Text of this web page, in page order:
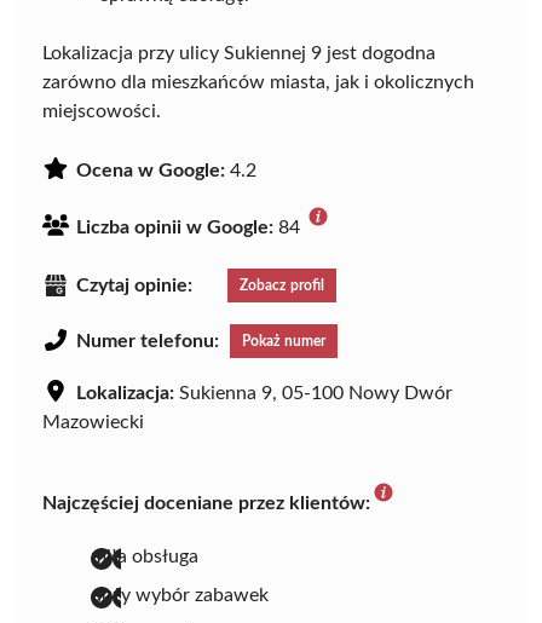
Lokalizacja przy ulicy Sukiennej 9 jest dogodna
zarówno dla mieszkańców miasta, jak i okolicznych
miejscowości.
Ocena w Google: 4.2
Liczba opinii w Google: 84
Czytaj opinie: Zobacz profil
Numer telefonu: Pokaż numer
Lokalizacja: Sukienna 9, 05-100 Nowy Dwór
Mazowiecki
Najczęściej doceniane przez klientów:
miła obsługa
duży wybór zabawek